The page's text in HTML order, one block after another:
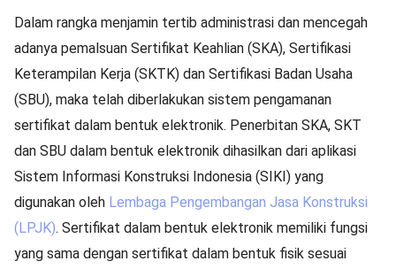
Dalam rangka menjamin tertib administrasi dan mencegah
adanya pemalsuan Sertifikat Keahlian (SKA), Sertifikasi
Keterampilan Kerja (SKTK) dan Sertifikasi Badan Usaha
(SBU), maka telah diberlakukan sistem pengamanan
sertifikat dalam bentuk elektronik. Penerbitan SKA, SKT
dan SBU dalam bentuk elektronik dihasilkan dari aplikasi
Sistem Informasi Konstruksi Indonesia (SIKI) yang
digunakan oleh Lembaga Pengembangan Jasa Konstruksi
(LPJK). Sertifikat dalam bentuk elektronik memiliki fungsi
yang sama dengan sertifikat dalam bentuk fisik sesuai